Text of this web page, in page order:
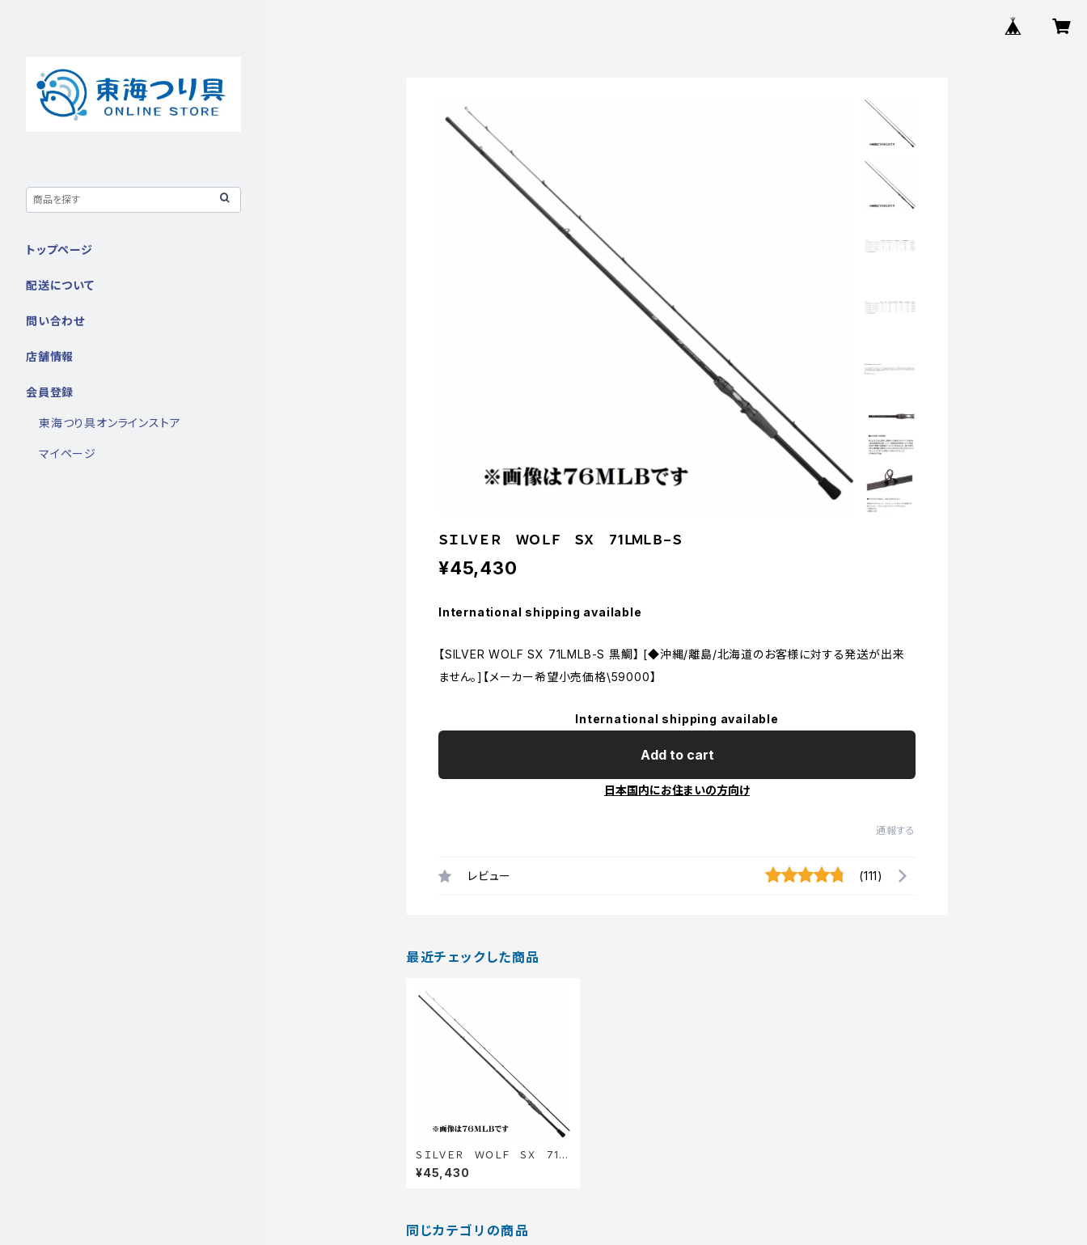
ＳＩＬＶＥＲ ＷＯＬＦ ＳＸ 71ＬＭＬＢ−Ｓ
¥45,430
International shipping available
【SILVER WOLF SX 71LMLB-S 黒鯛】 [◆沖縄/離島/北海道のお客様に対する発送が出来
ません。]【メーカー希望小売価格\59000】
International shipping available
Add to cart
日本国内にお住まいの方向け
通報する
レビュー (111)
最近チェックした商品
ＳＩＬＶＥＲ ＷＯＬＦ ＳＸ 71Ｌ
ＭＬＢ−Ｓ
¥45,430
同じカテゴリの商品
トップページ
配送について
問い合わせ
店舗情報
会員登録
東海つり具オンラインストア
マイページ